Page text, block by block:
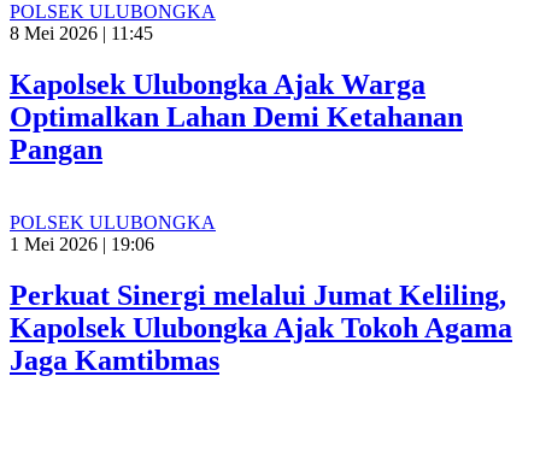
POLSEK ULUBONGKA
8 Mei 2026 | 11:45
Kapolsek Ulubongka Ajak Warga
Optimalkan Lahan Demi Ketahanan
Pangan
POLSEK ULUBONGKA
1 Mei 2026 | 19:06
Perkuat Sinergi melalui Jumat Keliling,
Kapolsek Ulubongka Ajak Tokoh Agama
Jaga Kamtibmas